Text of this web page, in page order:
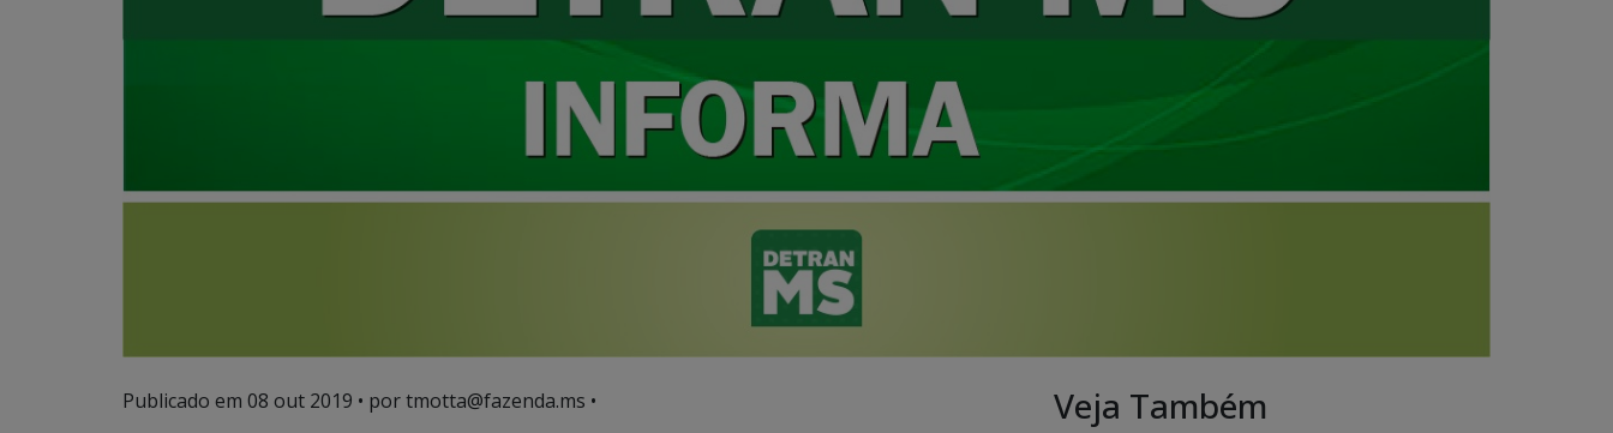
Publicado em 08 out 2019 • por tmotta@fazenda.ms •
Veja Também